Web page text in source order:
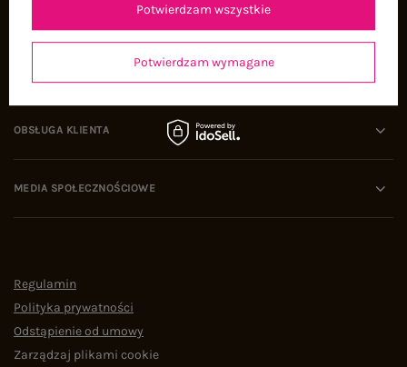
OBSŁUGA KLIENTA
MEDIA SPOŁECZNOŚCIOWE
Regulamin
Polityka prywatności
Odstąpienie od umowy
Zarządzaj plikami cookie
Potwierdzam wymagane
Potwierdzam wszystkie